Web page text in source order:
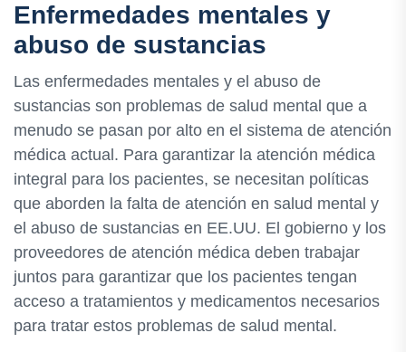
Enfermedades mentales y
abuso de sustancias
Las enfermedades mentales y el abuso de
sustancias son problemas de salud mental que a
menudo se pasan por alto en el sistema de atención
médica actual. Para garantizar la atención médica
integral para los pacientes, se necesitan políticas
que aborden la falta de atención en salud mental y
el abuso de sustancias en EE.UU. El gobierno y los
proveedores de atención médica deben trabajar
juntos para garantizar que los pacientes tengan
acceso a tratamientos y medicamentos necesarios
para tratar estos problemas de salud mental.